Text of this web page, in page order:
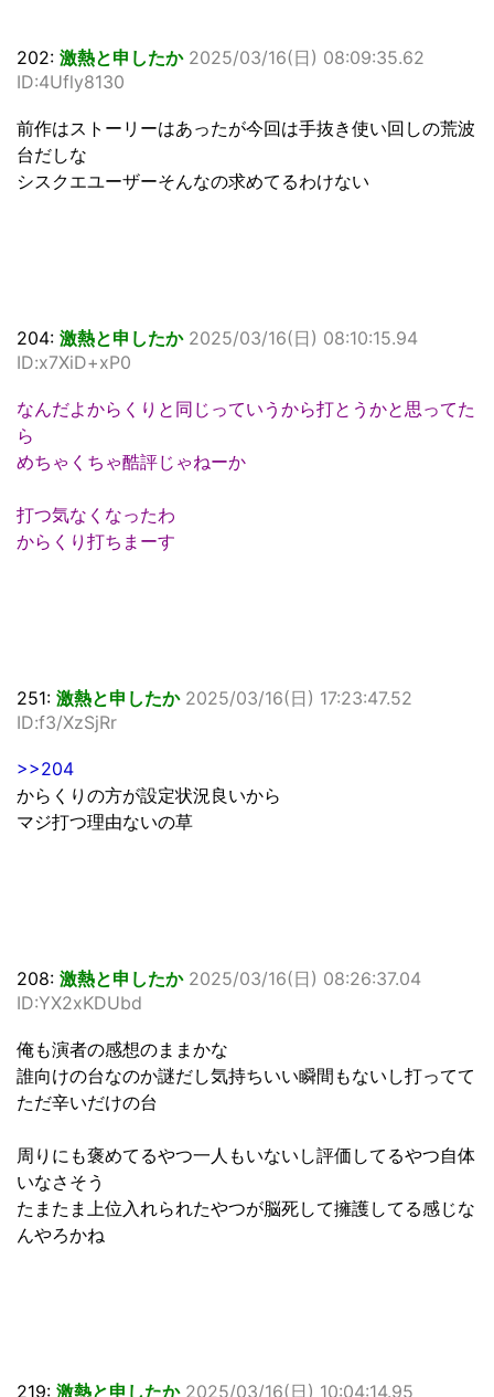
202: 激熱と申したか 2025/03/16(日) 08:09:35.62
ID:4Ufly8130
前作はストーリーはあったが今回は手抜き使い回しの荒波
台だしな
シスクエユーザーそんなの求めてるわけない
204: 激熱と申したか 2025/03/16(日) 08:10:15.94
ID:x7XiD+xP0
なんだよからくりと同じっていうから打とうかと思ってた
ら
めちゃくちゃ酷評じゃねーか
打つ気なくなったわ
からくり打ちまーす
251: 激熱と申したか 2025/03/16(日) 17:23:47.52
ID:f3/XzSjRr
>>204
からくりの方が設定状況良いから
マジ打つ理由ないの草
208: 激熱と申したか 2025/03/16(日) 08:26:37.04
ID:YX2xKDUbd
俺も演者の感想のままかな
誰向けの台なのか謎だし気持ちいい瞬間もないし打ってて
ただ辛いだけの台
周りにも褒めてるやつ一人もいないし評価してるやつ自体
いなさそう
たまたま上位入れられたやつが脳死して擁護してる感じな
んやろかね
219: 激熱と申したか 2025/03/16(日) 10:04:14.95